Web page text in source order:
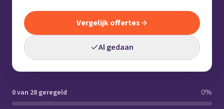
Vergelijk offertes
Al gedaan
0 van 28 geregeld 0%